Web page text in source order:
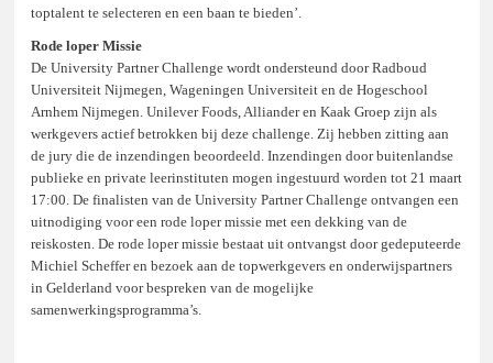
toptalent te selecteren en een baan te bieden’.
Rode loper Missie
De University Partner Challenge wordt ondersteund door Radboud
Universiteit Nijmegen, Wageningen Universiteit en de Hogeschool
Arnhem Nijmegen. Unilever Foods, Alliander en Kaak Groep zijn als
werkgevers actief betrokken bij deze challenge. Zij hebben zitting aan
de jury die de inzendingen beoordeeld. Inzendingen door buitenlandse
publieke en private leerinstituten mogen ingestuurd worden tot 21 maart
17:00. De finalisten van de University Partner Challenge ontvangen een
uitnodiging voor een rode loper missie met een dekking van de
reiskosten. De rode loper missie bestaat uit ontvangst door gedeputeerde
Michiel Scheffer en bezoek aan de topwerkgevers en onderwijspartners
in Gelderland voor bespreken van de mogelijke
samenwerkingsprogramma’s.